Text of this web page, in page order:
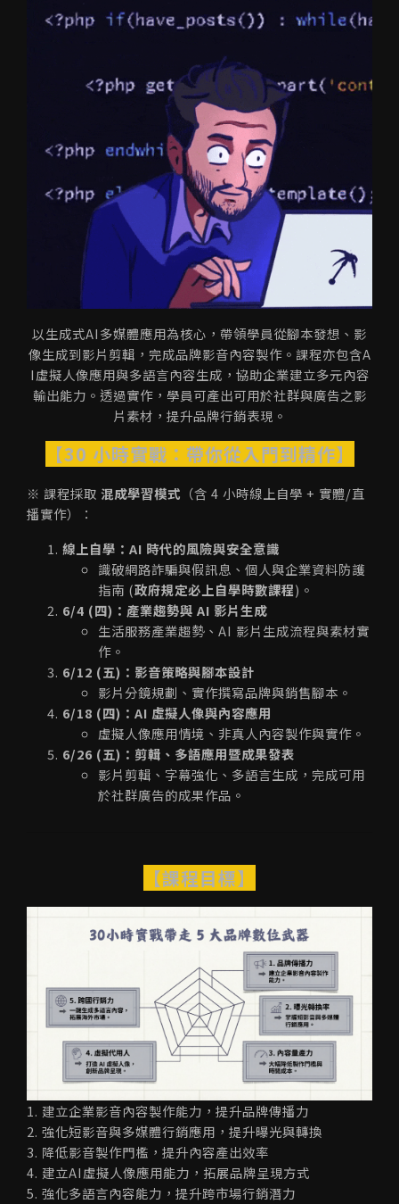
以生成式AI多媒體應用為核心，帶領學員從腳本發想、影
像生成到影片剪輯，完成品牌影音內容製作。課程亦包含A
I虛擬人像應用與多語言內容生成，協助企業建立多元內容
輸出能力。透過實作，學員可產出可用於社群與廣告之影
片素材，提升品牌行銷表現。
【30 小時實戰：帶你從入門到精作】
※ 課程採取 混成學習模式 （含 4 小時線上自學 + 實體/直
播實作）：
線上自學：AI 時代的風險與安全意識
識破網路詐騙與假訊息、個人與企業資料防護
指南 (政府規定必上自學時數課程)。
6/4 (四)：產業趨勢與 AI 影片生成
生活服務產業趨勢、AI 影片生成流程與素材實
作。
6/12 (五)：影音策略與腳本設計
影片分鏡規劃、實作撰寫品牌與銷售腳本。
6/18 (四)：AI 虛擬人像與內容應用
虛擬人像應用情境、非真人內容製作與實作。
6/26 (五)：剪輯、多語應用暨成果發表
影片剪輯、字幕強化、多語言生成，完成可用
於社群廣告的成果作品。
【課程目標】
1. 建立企業影音內容製作能力，提升品牌傳播力
2. 強化短影音與多媒體行銷應用，提升曝光與轉換
3. 降低影音製作門檻，提升內容產出效率
4. 建立AI虛擬人像應用能力，拓展品牌呈現方式
5. 強化多語言內容能力，提升跨市場行銷潛力